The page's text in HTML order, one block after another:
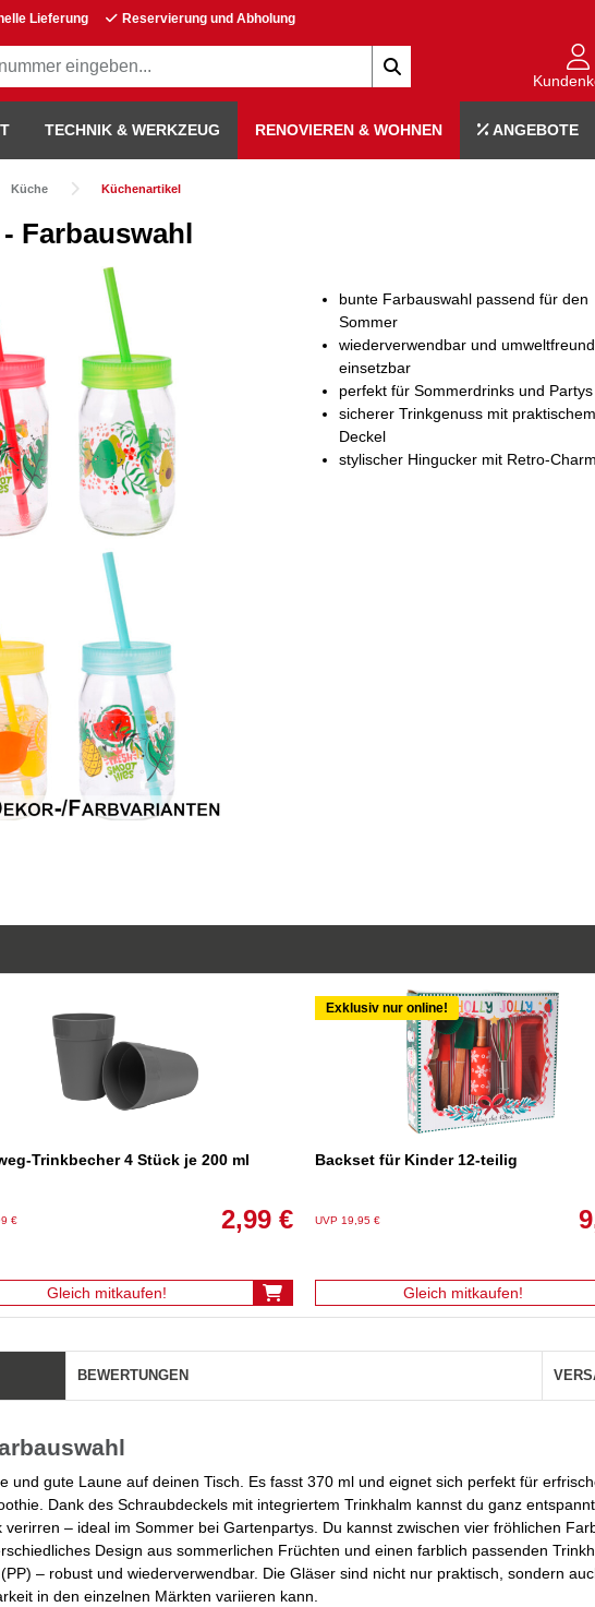
Lieferung Reservierung und Abholung
TECHNIK & WERKZEUG RENOVIEREN & WOHNEN ANGEBOTE
Küche Küchenartikel
Farbauswahl
bunte Farbauswahl passend für den
Sommer
wiederverwendbar und
einsetzbar
perfekt für Sommerdrinks und Partys
sicherer Trinkgenuss mit praktischem
Deckel
stylischer Hingucker mit Retro-
Trinkbecher 4 Stück je 200 ml
€ 2,99 €
Gleich mitkaufen!
Exklusiv nur online!
Backset für Kinder 12-teilig
UVP 19,95 €
Gleich mitkaufen!
BEWERTUNGEN
und gute Laune auf deinen Tisch. Es fasst 370 ml und eignet sich perfekt für
Dank des Schraubdeckels mit integriertem Trinkhalm kannst du ganz entspannt
– ideal im Sommer bei Gartenpartys. Du kannst zwischen vier fröhlichen
Design aus sommerlichen Früchten und einen farblich passenden
– robust und wiederverwendbar. Die Gläser sind nicht nur praktisch, sondern
in den einzelnen Märkten variieren kann.